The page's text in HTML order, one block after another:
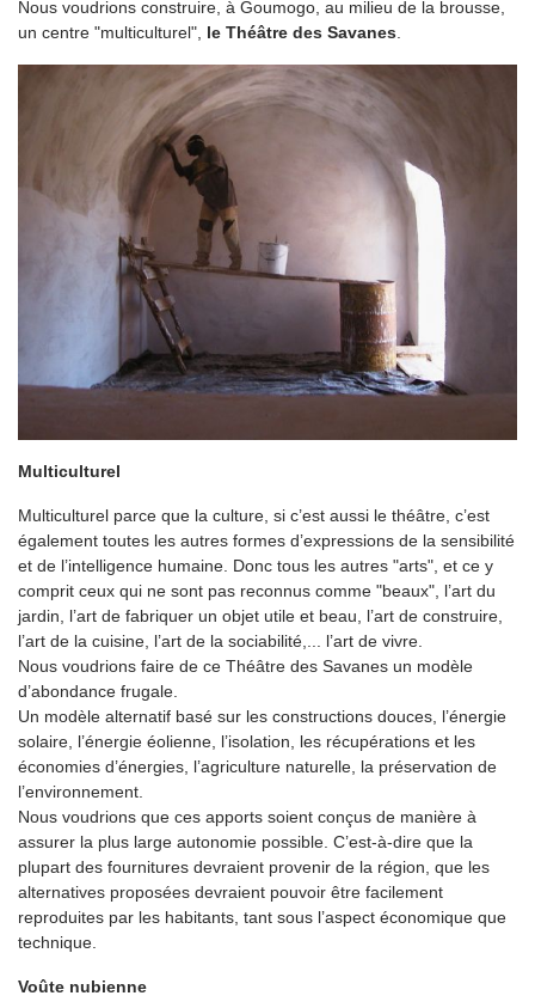
Nous voudrions construire, à Goumogo, au milieu de la brousse,
un centre "multiculturel", le Théâtre des Savanes.
Multiculturel
Multiculturel parce que la culture, si c’est aussi le théâtre, c’est
également toutes les autres formes d’expressions de la sensibilité
et de l’intelligence humaine. Donc tous les autres "arts", et ce y
comprit ceux qui ne sont pas reconnus comme "beaux", l’art du
jardin, l’art de fabriquer un objet utile et beau, l’art de construire,
l’art de la cuisine, l’art de la sociabilité,... l’art de vivre.
Nous voudrions faire de ce Théâtre des Savanes un modèle
d’abondance frugale.
Un modèle alternatif basé sur les constructions douces, l’énergie
solaire, l’énergie éolienne, l’isolation, les récupérations et les
économies d’énergies, l’agriculture naturelle, la préservation de
l’environnement.
Nous voudrions que ces apports soient conçus de manière à
assurer la plus large autonomie possible. C’est-à-dire que la
plupart des fournitures devraient provenir de la région, que les
alternatives proposées devraient pouvoir être facilement
reproduites par les habitants, tant sous l’aspect économique que
technique.
Voûte nubienne